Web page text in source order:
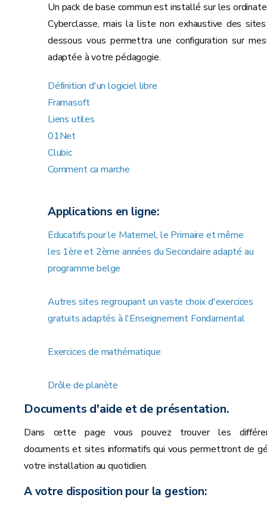
Un pack de base commun est installé sur les
Cyberclasse, mais la liste non exhaustive des
dessous vous permettra une configuration sur
adaptée à votre pédagogie.
Définition d'un logiciel libre
Framasoft
Liens utiles
01Net
Clubic
Comment ca marche
Applications en ligne:
Educatifs pour le Maternel, le Primaire et même
les 1ère et 2ème années du Secondaire adapté au
programme belge
Autres sites regroupant un vaste choix d'exercices
gratuits adaptés à l'Enseignement Fondamental
Exercices de mathématique
Drôle de planète
Documents d'aide et de présentation.
Dans cette page vous pouvez trouver les
documents et sites informatifs qui vous permettront de
votre installation au quotidien.
A votre disposition pour la gestion: